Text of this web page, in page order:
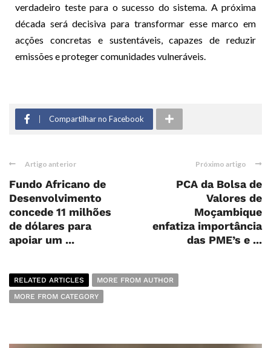
verdadeiro teste para o sucesso do sistema. A próxima
década será decisiva para transformar esse marco em
acções concretas e sustentáveis, capazes de reduzir
emissões e proteger comunidades vulneráveis.
Compartilhar no Facebook
Artigo anterior
Fundo Africano de
Desenvolvimento
concede 11 milhões
de dólares para
apoiar um ...
Próximo artigo
PCA da Bolsa de
Valores de
Moçambique
enfatiza importância
das PME’s e ...
RELATED ARTICLES
MORE FROM AUTHOR
MORE FROM CATEGORY